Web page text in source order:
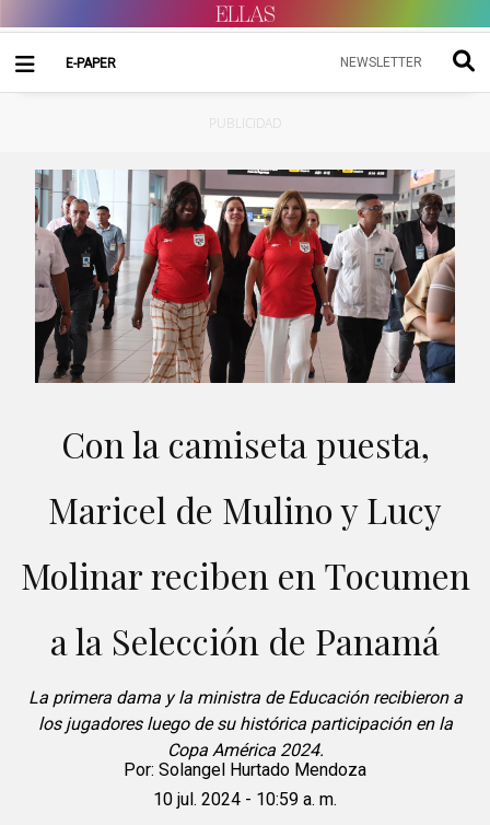
E-PAPER NEWSLETTER
PUBLICIDAD
Con la camiseta puesta,
Maricel de Mulino y Lucy
Molinar reciben en Tocumen
a la Selección de Panamá
La primera dama y la ministra de Educación recibieron a
los jugadores luego de su histórica participación en la
Copa América 2024.
Por: Solangel Hurtado Mendoza
10 jul. 2024 - 10:59 a. m.